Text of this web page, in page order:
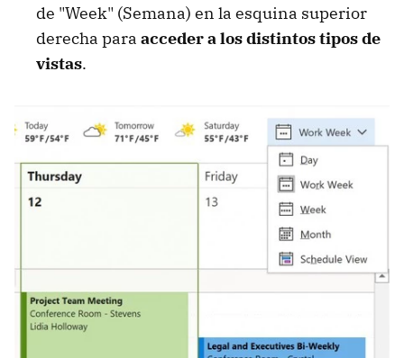
de "Week" (Semana) en la esquina superior
derecha para acceder a los distintos tipos de
vistas.